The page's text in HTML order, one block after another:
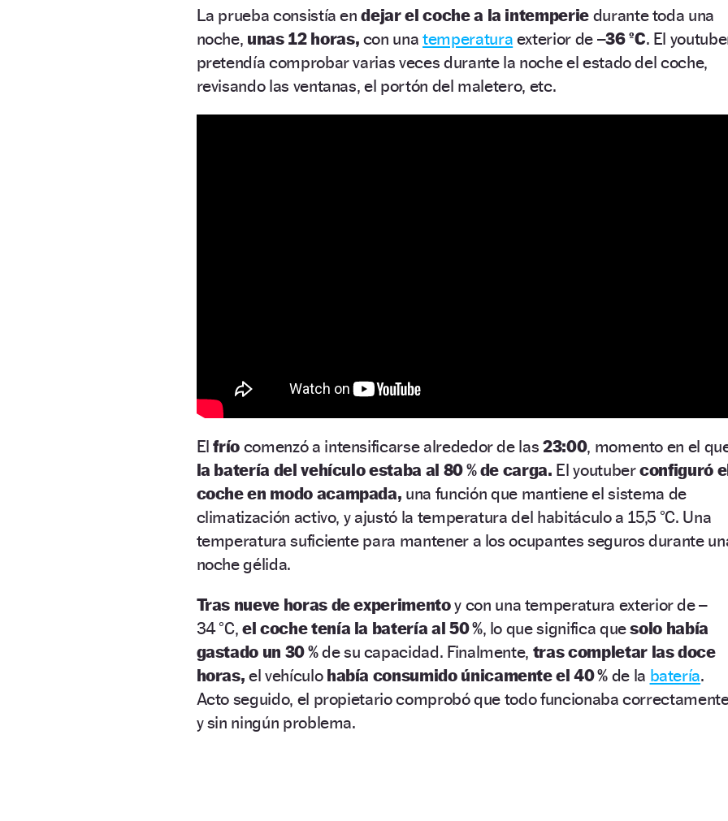
La prueba consistía endejar el coche a la intemperie durante toda una
noche, unas 12 horas, con unatemperatura exterior de –36 ºC. El
pretendía comprobar varias veces durante la noche el estado del coche,
revisando las ventanas, el portón del maletero, etc.
Elfrío comenzó a intensificarse alrededor de las23:00, momento en el
la batería del vehículo estaba al 80 % de carga. El youtuberconfiguró
coche en modo acampada, una función que mantiene el sistema de
climatización activo, y ajustó la temperatura del habitáculo a 15,5 °C. Una
temperatura suficiente para mantener a los ocupantes seguros durante
noche gélida.
Tras nueve horas de experimentoy con una temperatura exterior de –
34 °C, el coche tenía la batería al 50 %, lo que significa quesolo había
gastado un 30 %de su capacidad. Finalmente, tras completar las doce
horas, el vehículohabía consumido únicamente el 40 %de la batería.
Acto seguido, el propietario comprobó que todo funcionaba
y sin ningún problema.